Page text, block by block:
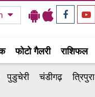
फोटो गैलरी राशिफल
पुडुचेरी चंडीगढ़ त्रिपुरा